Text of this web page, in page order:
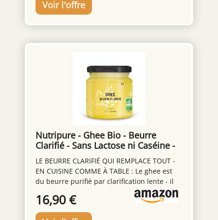
Nutripure - Ghee Bio - Beurre
Clarifié - Sans Lactose ni Caséine -
300 g
LE BEURRE CLARIFIÉ QUI REMPLACE TOUT -
EN CUISINE COMME À TABLE : Le ghee est
du beurre purifié par clarification lente - il
ne reste que la matière grasse pure, avec
son goût naturellement noisetté. Remplace
le beurre classique en cuisson et à table, en
16,90 €